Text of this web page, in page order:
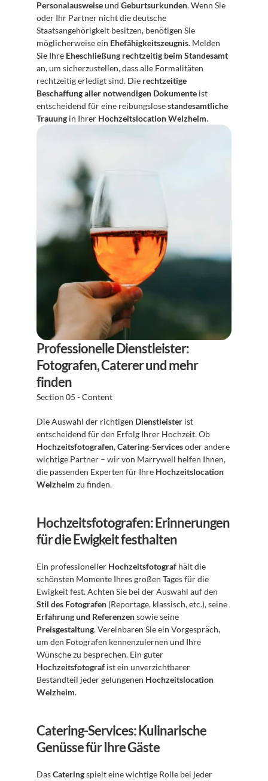
Personalausweise und Geburtsurkunden. Wenn Sie
oder Ihr Partner nicht die deutsche
Staatsangehörigkeit besitzen, benötigen Sie
möglicherweise ein Ehefähigkeitszeugnis. Melden
Sie Ihre Eheschließung rechtzeitig beim Standesamt
an, um sicherzustellen, dass alle Formalitäten
rechtzeitig erledigt sind. Die rechtzeitige
Beschaffung aller notwendigen Dokumente ist
entscheidend für eine reibungslose standesamtliche
Trauung in Ihrer Hochzeitslocation Welzheim.
Professionelle Dienstleister:
Fotografen, Caterer und mehr
finden
Section 05 - Content
Die Auswahl der richtigen Dienstleister ist
Hochzeitsfotografen, Catering-Services oder andere
wichtige Partner – wir von Marrywell helfen Ihnen,
die passenden Experten für Ihre Hochzeitslocation
Welzheim zu finden.
Hochzeitsfotografen: Erinnerungen
für die Ewigkeit festhalten
Ein professioneller Hochzeitsfotograf hält die
schönsten Momente Ihres großen Tages für die
Stil des Fotografen
Erfahrung und Referenzen
Preisgestaltung. Vereinbaren Sie ein Vorgespräch,
um den Fotografen kennenzulernen und Ihre
Hochzeitsfotograf ist ein unverzichtbarer
Bestandteil jeder gelungenen Hochzeitslocation
Welzheim.
Catering-Services: Kulinarische
Genüsse für Ihre Gäste
Das Catering spielt eine wichtige Rolle bei jeder